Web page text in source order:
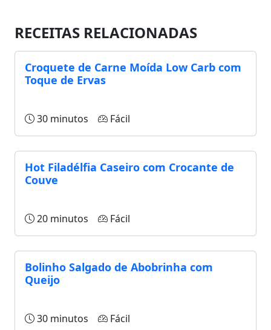
RECEITAS RELACIONADAS
Croquete de Carne Moída Low Carb com
Toque de Ervas
30 minutos Fácil
Hot Filadélfia Caseiro com Crocante de
Couve
20 minutos Fácil
Bolinho Salgado de Abobrinha com
Queijo
30 minutos Fácil